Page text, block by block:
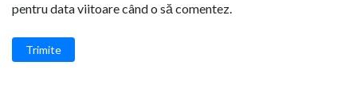
pentru data viitoare când o să comentez.
Trimite